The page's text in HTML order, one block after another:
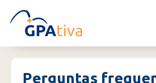
Perguntas